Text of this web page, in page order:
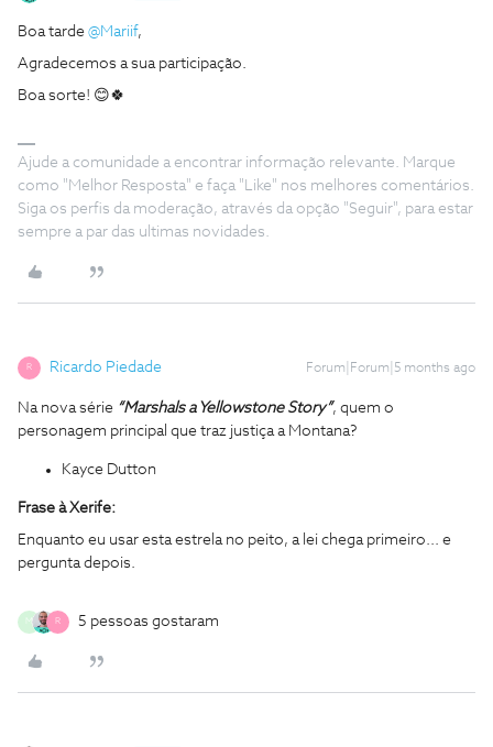
Boa tarde ​ @Mariif,
Agradecemos a sua participação.
Boa sorte! 😊🍀
Ajude a comunidade a encontrar informação relevante. Marque
como "Melhor Resposta" e faça "Like" nos melhores comentários.
Siga os perfis da moderação, através da opção "Seguir", para estar
sempre a par das ultimas novidades.
R Ricardo Piedade Forum|Forum|5 months ago
Na nova série “Marshals a Yellowstone Story”, quem o
personagem principal que traz justiça a Montana?
Kayce Dutton
Frase à Xerife:
Enquanto eu usar esta estrela no peito, a lei chega primeiro... e
pergunta depois.
M R 5 pessoas gostaram